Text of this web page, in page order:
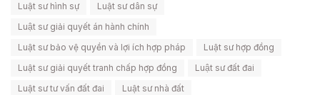
Luật sư hình sự
Luật sư dân sự
Luật sư giải quyết án hành chính
Luật sư bảo vệ quyền và lợi ích hợp pháp
Luật sư hợp đồng
Luật sư giải quyết tranh chấp hợp đồng
Luật sư đất đai
Luật sư tư vấn đất đai
Luật sư nhà đất